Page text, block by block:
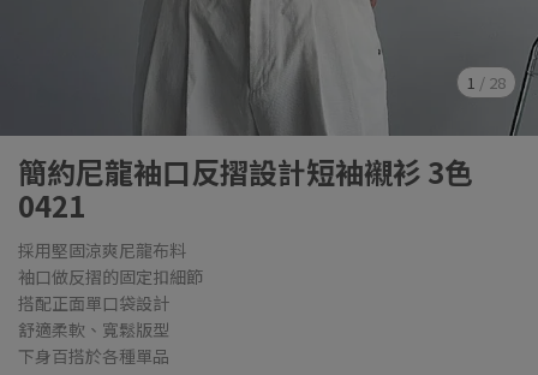
1 / 28
簡約尼龍袖口反摺設計短袖襯衫 3色
0421
採用堅固涼爽尼龍布料
袖口做反摺的固定扣細節
搭配正面單口袋設計
舒適柔軟、寬鬆版型
下身百搭於各種單品